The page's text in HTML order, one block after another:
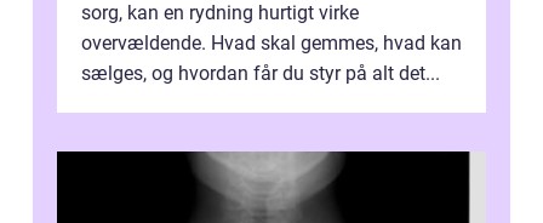
sorg, kan en rydning hurtigt virke
overvældende. Hvad skal gemmes, hvad kan
sælges, og hvordan får du styr på alt det...